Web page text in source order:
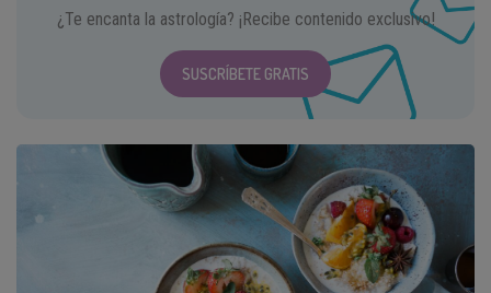
¿Te encanta la astrología? ¡Recibe contenido exclusivo!
SUSCRÍBETE GRATIS